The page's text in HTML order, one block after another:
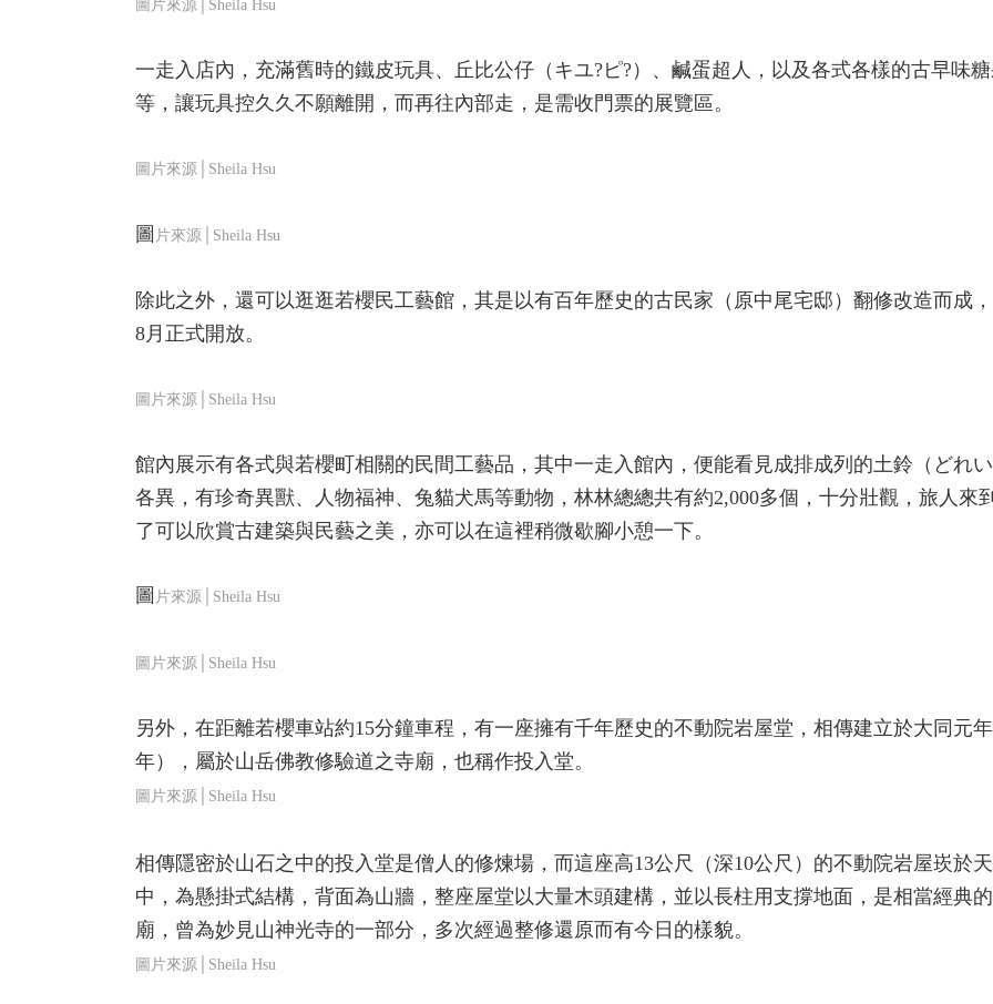
圖片來源│Sheila Hsu
一走入店內，充滿舊時的鐵皮玩具、丘比公仔（キユ?ピ?）、鹹蛋超人，以及各式各樣的古早味
等，讓玩具控久久不願離開，而再往內部走，是需收門票的展覽區。
圖片來源│Sheila Hsu
圖 片來源│Sheila Hsu
除此之外，還可以逛逛若櫻民工藝館，其是以有百年歷史的古民家（原中尾宅邸）翻修改造而成
8月正式開放。
圖片來源│Sheila Hsu
館內展示有各式與若櫻町相關的民間工藝品，其中一走入館內，便能看見成排成列的土鈴（どれ
各異，有珍奇異獸、人物福神、兔貓犬馬等動物，林林總總共有約2,000多個，十分壯觀，旅人來
了可以欣賞古建築與民藝之美，亦可以在這裡稍微歇腳小憩一下。
圖 片來源│Sheila Hsu
圖片來源│Sheila Hsu
另外，在距離若櫻車站約15分鐘車程，有一座擁有千年歷史的不動院岩屋堂，相傳建立於大同元
年），屬於山岳佛教修驗道之寺廟，也稱作投入堂。
圖片來源│Sheila Hsu
相傳隱密於山石之中的投入堂是僧人的修煉場，而這座高13公尺（深10公尺）的不動院岩屋崁於
中，為懸掛式結構，背面為山牆，整座屋堂以大量木頭建構，並以長柱用支撐地面，是相當經典
廟，曾為妙見山神光寺的一部分，多次經過整修還原而有今日的樣貌。
圖片來源│Sheila Hsu